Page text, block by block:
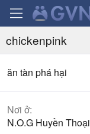
chickenpink
ăn tàn phá hại
Nơi ở
N.O.G Huyền Thoại